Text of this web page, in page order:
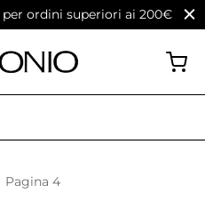
per ordini superiori ai 200€
Pagina 4